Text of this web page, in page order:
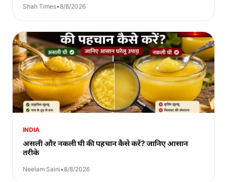
Shah Times•8/8/2026
INDIA
असली और नकली घी की पहचान कैसे करें? जानिए आसान
तरीके
Neelam Saini•8/8/2026